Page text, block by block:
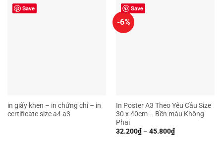
Save
in giấy khen – in chứng chỉ – in
certificate size a4 a3
Save
-6%
In Poster A3 Theo Yêu Cầu Size
30 x 40cm – Bền màu Không
Phai
32.200₫ – 45.800₫Khoảng
giá: